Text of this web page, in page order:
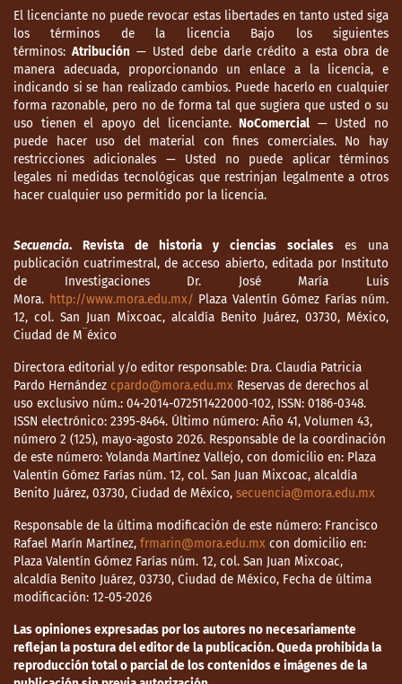
El licenciante no puede revocar estas libertades en tanto usted siga
los términos de la licencia Bajo los siguientes
términos: Atribución — Usted debe darle crédito a esta obra de
manera adecuada, proporcionando un enlace a la licencia, e
indicando si se han realizado cambios. Puede hacerlo en cualquier
forma razonable, pero no de forma tal que sugiera que usted o su
uso tienen el apoyo del licenciante.NoComercial — Usted no
puede hacer uso del material con fines comerciales. No hay
restricciones adicionales — Usted no puede aplicar términos
legales ni medidas tecnológicas que restrinjan legalmente a otros
hacer cualquier uso permitido por la licencia.
Secuencia. Revista de historia y ciencias socialeses una
publicación cuatrimestral, de acceso abierto, editada por Instituto
de Investigaciones Dr. José María Luis
Mora. http://www.mora.edu.mx/ Plaza Valentín Gómez Farías núm.
12, col. San Juan Mixcoac, alcaldía Benito Juárez, 03730, México,
Ciudad de M¨éxico
Directora editorial y/o editor responsable: Dra. Claudia Patricia
Pardo Hernández cpardo@mora.edu.mx Reservas de derechos al
uso exclusivo núm.: 04-2014-072511422000-102, ISSN: 0186-0348.
ISSN electrónico: 2395-8464. Último número: Año 41, Volumen 43,
número 2 (125), mayo-agosto 2026. Responsable de la coordinación
de este número: Yolanda Martínez Vallejo, con domicilio en: Plaza
Valentín Gómez Farías núm. 12, col. San Juan Mixcoac, alcaldía
Benito Juárez, 03730, Ciudad de México, secuencia@mora.edu.mx
Responsable de la última modificación de este número: Francisco
Rafael Marín Martínez, frmarin@mora.edu.mx con domicilio en:
Plaza Valentín Gómez Farías núm. 12, col. San Juan Mixcoac,
alcaldía Benito Juárez, 03730, Ciudad de México, Fecha de última
modificación: 12-05-2026
Las opiniones expresadas por los autores no necesariamente
reflejan la postura del editor de la publicación. Queda prohibida la
reproducción total o parcial de los contenidos e imágenes de la